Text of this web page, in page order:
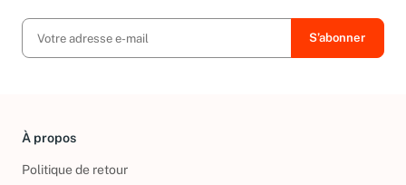
À propos
Politique de retour